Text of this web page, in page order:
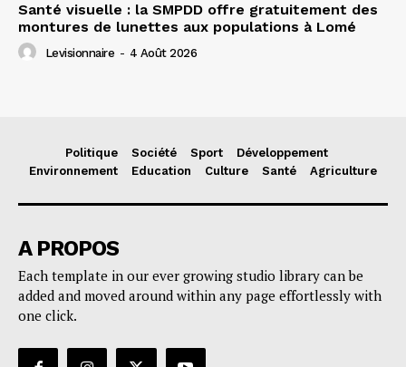
Santé visuelle : la SMPDD offre gratuitement des
montures de lunettes aux populations à Lomé
Levisionnaire - 4 Août 2026
Politique Société Sport
Développement
Environnement
Education Culture Santé Agriculture
A PROPOS
Each template in our ever growing studio library can be
added and moved around within any page effortlessly with
one click.